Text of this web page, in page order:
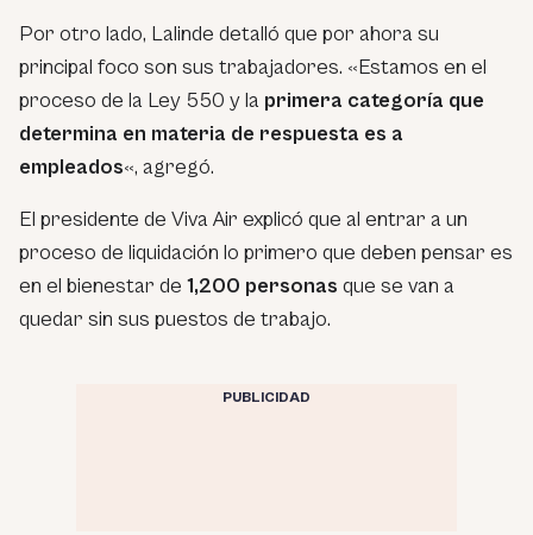
Por otro lado, Lalinde detalló que por ahora su
principal foco son sus trabajadores. «Estamos en el
proceso de la Ley 550 y la primera categoría que
determina en materia de respuesta es a
empleados«, agregó.
El presidente de Viva Air explicó que al entrar a un
proceso de liquidación lo primero que deben pensar es
en el bienestar de 1,200 personas que se van a
quedar sin sus puestos de trabajo.
PUBLICIDAD